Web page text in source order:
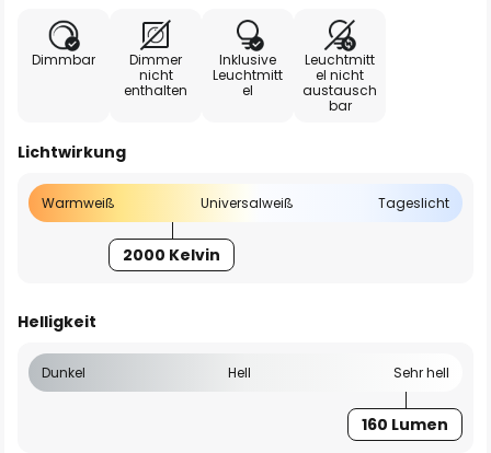
Dimmbar
Dimmer
nicht
enthalten
Inklusive
Leuchtmitt
el
Leuchtmitt
el nicht
austausch
bar
Lichtwirkung
Warmweiß Universalweiß Tageslicht
2000 Kelvin
Helligkeit
Dunkel Hell Sehr hell
160 Lumen